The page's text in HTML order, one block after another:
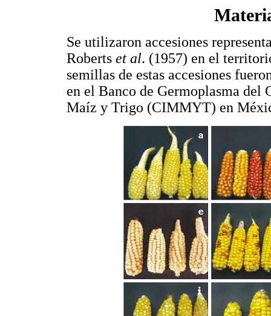
Se utilizaron accesiones
Roberts et al. (1957) en el
semillas de estas accesiones
en el Banco de Germoplasma
Maíz y Trigo (CIMMYT) en